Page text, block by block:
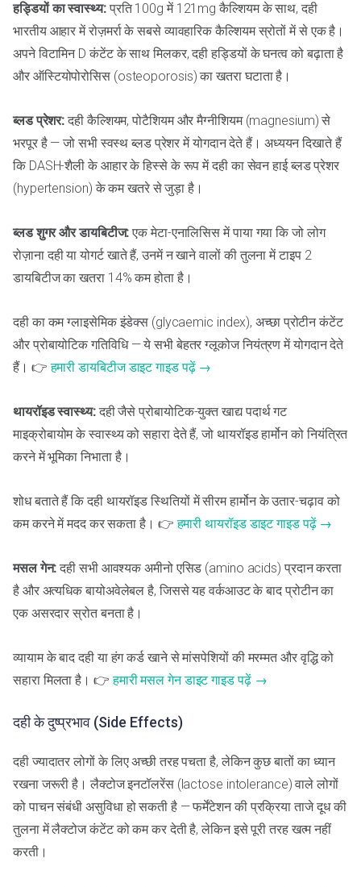
हड्डियों का स्वास्थ्य:प्रति 100g में 121mg कैल्शियम के साथ, दही
भारतीय आहार में रोज़मर्रा के सबसे व्यावहारिक कैल्शियम स्रोतों में से एक है।
अपने विटामिन D कंटेंट के साथ मिलकर, दही हड्डियों के घनत्व को बढ़ाता है
और ऑस्टियोपोरोसिस (osteoporosis) का खतरा घटाता है।
ब्लड प्रेशर: दही कैल्शियम, पोटैशियम और मैग्नीशियम (magnesium) से
भरपूर है — जो सभी स्वस्थ ब्लड प्रेशर में योगदान देते हैं। अध्ययन दिखाते हैं
कि DASH-शैली के आहार के हिस्से के रूप में दही का सेवन हाई ब्लड प्रेशर
(hypertension) के कम खतरे से जुड़ा है।
ब्लड शुगर और डायबिटीज: एक मेटा-एनालिसिस में पाया गया कि जो लोग
रोज़ाना दही या योगर्ट खाते हैं, उनमें न खाने वालों की तुलना में टाइप 2
डायबिटीज का खतरा 14% कम होता है।
दही का कम ग्लाइसेमिक इंडेक्स (glycaemic index), अच्छा प्रोटीन कंटेंट
और प्रोबायोटिक गतिविधि — ये सभी बेहतर ग्लूकोज नियंत्रण में योगदान देते
हैं। 👉हमारी डायबिटीज डाइट गाइड पढ़ें →
थायरॉइड स्वास्थ्य:दही जैसे प्रोबायोटिक-युक्त खाद्य पदार्थ गट
माइक्रोबायोम के स्वास्थ्य को सहारा देते हैं, जो थायरॉइड हार्मोन को नियंत्रित
करने में भूमिका निभाता है।
शोध बताते हैं कि दही थायरॉइड स्थितियों में सीरम हार्मोन के उतार-चढ़ाव को
कम करने में मदद कर सकता है। 👉हमारी थायरॉइड डाइट गाइड पढ़ें →
मसल गेन: दही सभी आवश्यक अमीनो एसिड (amino acids) प्रदान करता
है और अत्यधिक बायोअवेलेबल है, जिससे यह वर्कआउट के बाद प्रोटीन का
एक असरदार स्रोत बनता है।
व्यायाम के बाद दही या हंग कर्ड खाने से मांसपेशियों की मरम्मत और वृद्धि को
सहारा मिलता है। 👉हमारी मसल गेन डाइट गाइड पढ़ें →
दही के दुष्प्रभाव (Side Effects)
दही ज्यादातर लोगों के लिए अच्छी तरह पचता है, लेकिन कुछ बातों का ध्यान
रखना जरूरी है। लैक्टोज इनटॉलरेंस (lactose intolerance) वाले लोगों
को पाचन संबंधी असुविधा हो सकती है — फर्मेंटेशन की प्रक्रिया ताजे दूध की
तुलना में लैक्टोज कंटेंट को कम कर देती है, लेकिन इसे पूरी तरह खत्म नहीं
करती।